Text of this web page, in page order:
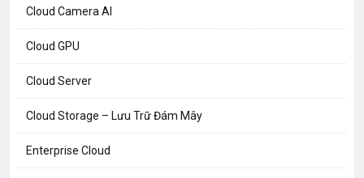
Cloud Camera AI
Cloud GPU
Cloud Server
Cloud Storage – Lưu Trữ Đám Mây
Enterprise Cloud